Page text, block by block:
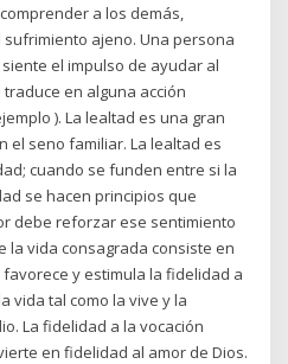
a los demás,
ajeno. Una persona
el impulso de ayudar al
en alguna acción
). La lealtad es una gran
el seno familiar. La lealtad es
cuando se funden entre si la
se hacen principios que
debe reforzar ese sentimiento
la vida consagrada consiste en
y estimula la fidelidad a
vida tal como la vive y la
La fidelidad a la vocación
en fidelidad al amor de Dios.